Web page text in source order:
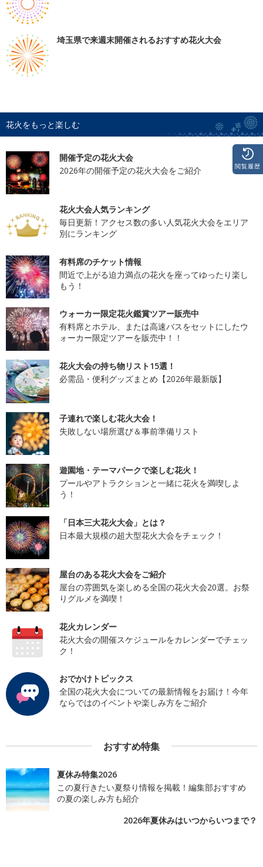
埼玉県で来週末開催されるおすすめ花火大会
花火をもっと楽しむ
開催予定の花火大会
2026年の開催予定の花火大会をご紹介
花火大会人気ランキング
毎日更新！アクセス数の多い人気花火大会をエリア
別にランキング
有料席のチケット情報
間近で上がる迫力満点の花火を座ってゆったり楽し
もう！
ウォーカー限定花火鑑賞ツアー販売中
有料席とホテル、または高速バスをセットにしたウ
ォーカー限定ツアーを販売中！！
花火大会の持ち物リスト15選！
必需品・便利グッズまとめ【2026年最新版】
子連れで楽しむ花火大会！
失敗しない場所選び＆事前準備リスト
遊園地・テーマパークで楽しむ花火！
プールやアトラクションと一緒に花火を満喫しよ
う！
「日本三大花火大会」とは？
日本最大規模の超大型花火大会をチェック！
屋台のある花火大会をご紹介
屋台の雰囲気を楽しめる全国の花火大会20選。お祭
りグルメを満喫！
花火カレンダー
花火大会の開催スケジュールをカレンダーでチェッ
ク！
おでかけトピックス
全国の花火大会についての最新情報をお届け！今年
ならではのイベントや楽しみ方をご紹介
おすすめ特集
夏休み特集2026
この夏行きたい夏祭り情報を掲載！編集部おすすめ
の夏の楽しみ方も紹介
2026年夏休みはいつからいつまで？
閲覧履歴